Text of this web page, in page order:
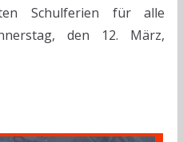
Schulferien für alle
den 12. März,